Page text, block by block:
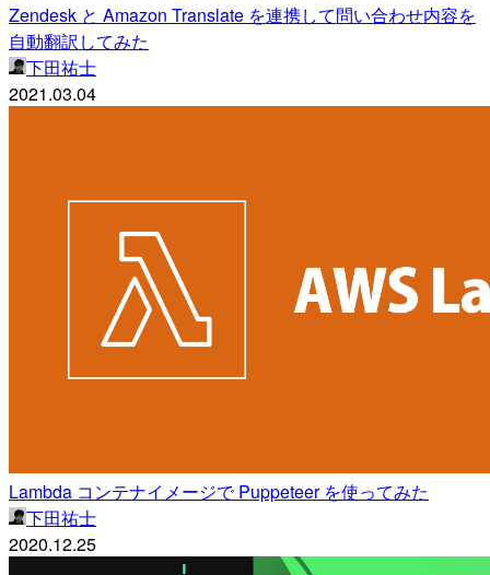
Zendesk と Amazon Translate を連携して問い合わせ内容を
自動翻訳してみた
下田祐士
2021.03.04
Lambda コンテナイメージで Puppeteer を使ってみた
下田祐士
2020.12.25